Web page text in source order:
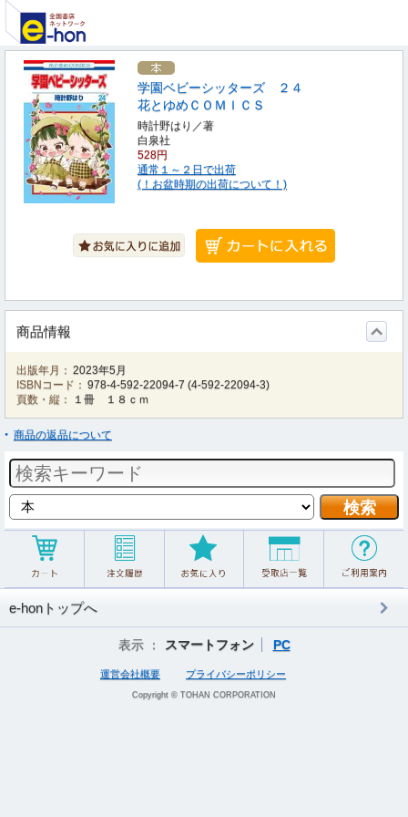
学園ベビーシッターズ ２４
花とゆめＣＯＭＩＣＳ
時計野はり／著
白泉社
528円
通常１～２日で出荷
(！お盆時期の出荷について！)
商品情報
出版年月： 2023年5月
ISBNコード： 978-4-592-22094-7 (4-592-22094-3)
頁数・縦：
１冊 １８ｃｍ
商品の返品について
e-honトップへ
表示 ： スマートフォン PC
運営会社概要 プライバシーポリシー
Copyright © TOHAN CORPORATION